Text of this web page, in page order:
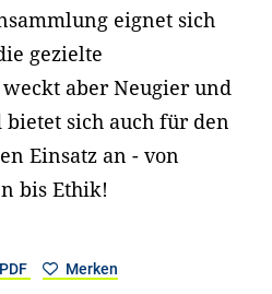
eignet sich
gezielte
aber Neugier und
bietet sich auch für den
Einsatz an - von
bis Ethik!
Merken